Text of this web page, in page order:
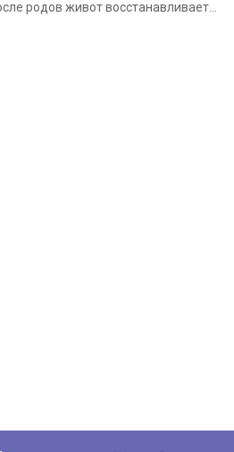
родов живот восстанавливает...